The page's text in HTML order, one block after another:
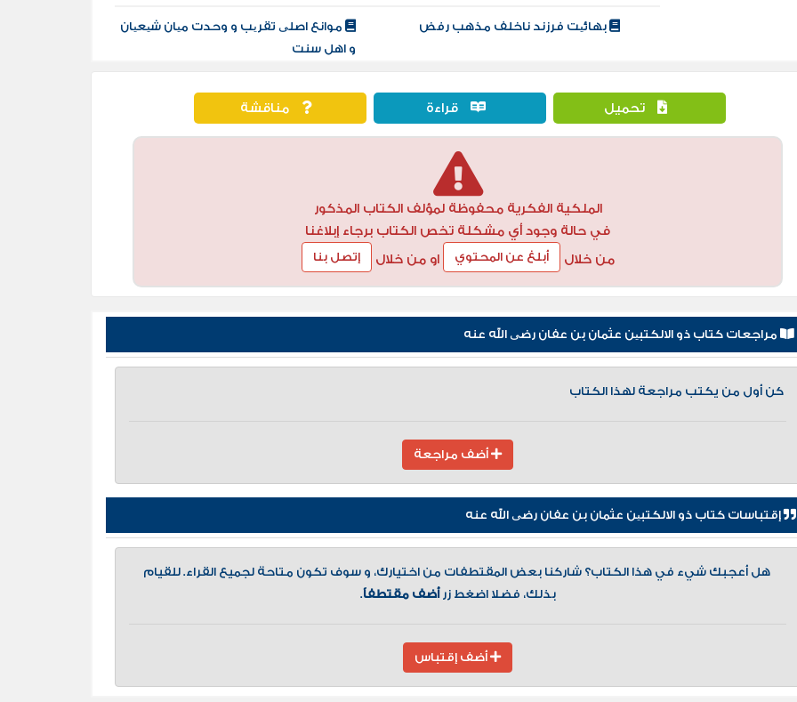
موانع اصلی تقریب و وحدت میان شیعیان
و اهل سنت
بهائیت فرزند ناخلف مذهب رفض
تحميل قراءة مناقشة
الملكية الفكرية محفوظة لمؤلف الكتاب المذكور
في حالة وجود أي مشكلة تخص الكتاب برجاء إبلاغنا
من خلال
أبلغ عن المحتوي او من خلال إتصل بنا
مراجعات كتاب ذو الالكتبین عثمان بن عفان رضی الله عنه
كن أول من يكتب مراجعة لهذا الكتاب
أضف مراجعة
إقتباسات كتاب ذو الالكتبین عثمان بن عفان رضی الله عنه
هل أعجبك شيء في هذا الكتاب؟ شاركنا بعض المقتطفات من اختيارك، و سوف تكون متاحة لجميع القراء. للقيام
بذلك، فضلا اضغط زرأضف مقتطفاً.
أضف إقتباس